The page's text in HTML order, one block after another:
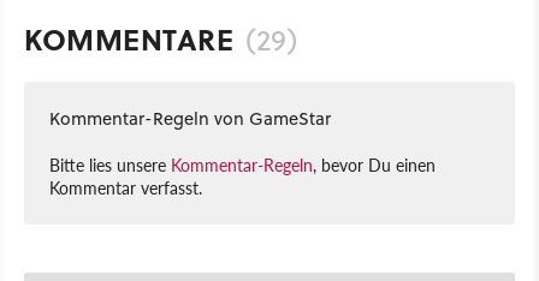
KOMMENTARE (29)
Kommentar-Regeln von GameStar
Bitte lies unsere Kommentar-Regeln, bevor Du einen
Kommentar verfasst.